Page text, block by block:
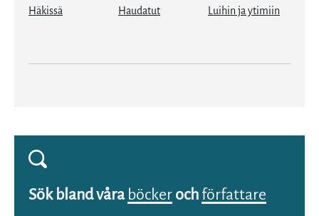
Häkissä Haudatut Luihin ja ytimiin
Sök bland våra böcker och författare